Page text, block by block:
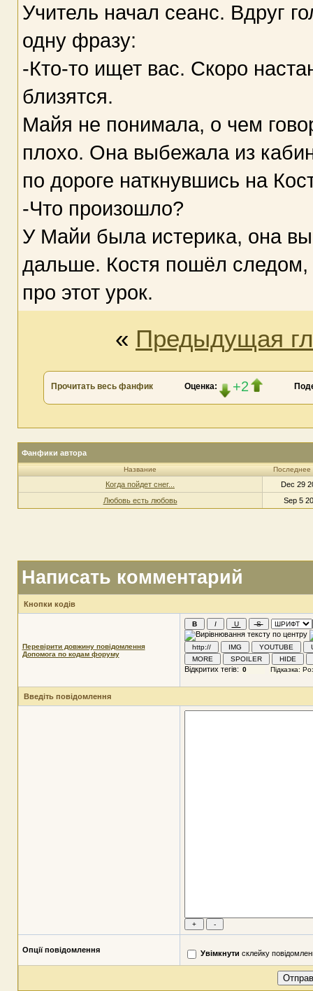
Учитель начал сеанс. Вдруг
одну фразу:
-Кто-то ищет вас. Скоро
близятся.
Майя не понимала, о чем
плохо. Она выбежала из
по дороге наткнувшись на
-Что произошло?
У Майи была истерика, она
дальше. Костя пошёл следом,
про этот урок.
« Предыдущая
Прочитать весь фанфик Оценка: +2
Фанфики автора
Название Последнее
Когда пойдет снег...
Dec 29
Любовь есть любовь
Sep 5
Написать комментарий
Кнопки кодів
Перевірити довжину повідомлення
Допомога по кодам форуму
Відкритих тегів:
Введіть повідомлення
Опції повідомлення Увімкнути склейку